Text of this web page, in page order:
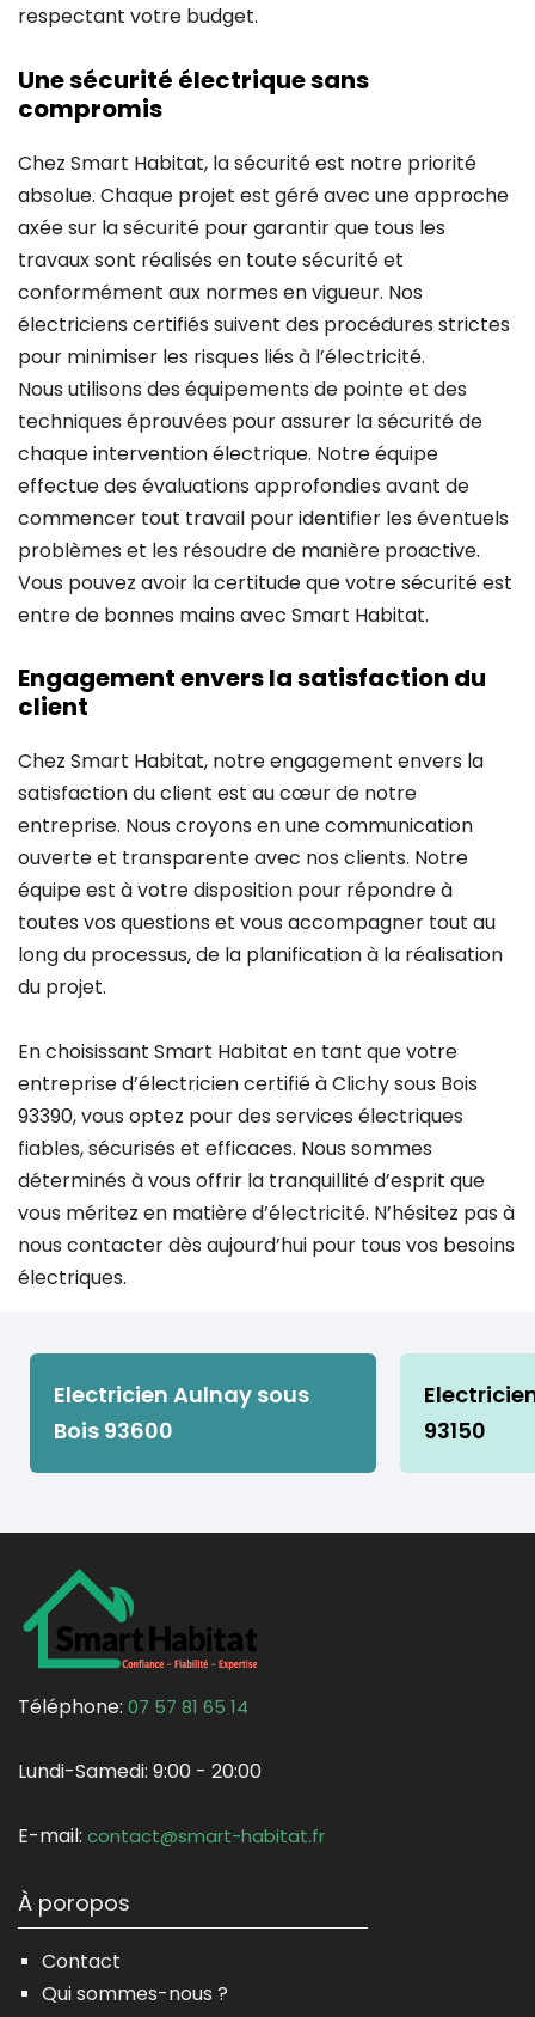
respectant votre budget.
Une sécurité électrique sans
compromis
Chez Smart Habitat, la sécurité est notre priorité
absolue. Chaque projet est géré avec une approche
axée sur la sécurité pour garantir que tous les
travaux sont réalisés en toute sécurité et
conformément aux normes en vigueur. Nos
électriciens certifiés suivent des procédures strictes
pour minimiser les risques liés à l’électricité.
Nous utilisons des équipements de pointe et des
techniques éprouvées pour assurer la sécurité de
chaque intervention électrique. Notre équipe
effectue des évaluations approfondies avant de
commencer tout travail pour identifier les éventuels
problèmes et les résoudre de manière proactive.
Vous pouvez avoir la certitude que votre sécurité est
entre de bonnes mains avec Smart Habitat.
Engagement envers la satisfaction du
client
Chez Smart Habitat, notre engagement envers la
satisfaction du client est au cœur de notre
entreprise. Nous croyons en une communication
ouverte et transparente avec nos clients. Notre
équipe est à votre disposition pour répondre à
toutes vos questions et vous accompagner tout au
long du processus, de la planification à la réalisation
du projet.
En choisissant Smart Habitat en tant que votre
entreprise d’électricien certifié à Clichy sous Bois
93390, vous optez pour des services électriques
fiables, sécurisés et efficaces. Nous sommes
déterminés à vous offrir la tranquillité d’esprit que
vous méritez en matière d’électricité. N’hésitez pas à
nous contacter dès aujourd’hui pour tous vos besoins
électriques.
Electricien Aulnay sous
Bois 93600
93150
Téléphone: 07 57 81 65 14
Lundi-Samedi: 9:00 - 20:00
E-mail: contact@smart-habitat.fr
À poropos
Contact
Qui sommes-nous ?